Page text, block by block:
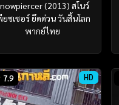
(2013) สโนว์
ยซเซอร์ ยึดด่วน วันสิ้นโลก
พากย์ไทย
7.9 HD